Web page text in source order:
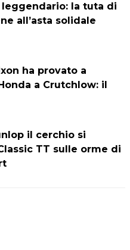
la tuta di
all’asta solidale
ha provato a
a Crutchlow: il
il cerchio si
TT sulle orme di